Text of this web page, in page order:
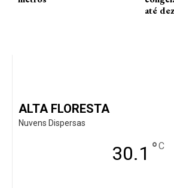
até
ALTA FLORESTA
Nuvens Dispersas
30.1 °C